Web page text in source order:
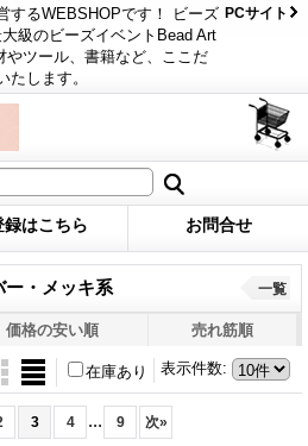
するWEBSHOPです！ ビーズ
級のビーズイベントBead Art
ツール、書籍など、ここだ
たします。
PCサイト
録はこちら お問合せ
ー・メッキ系 一覧
価格の安い順 売れ筋順
表示件数:
在庫あり
3 4 ... 9 次»